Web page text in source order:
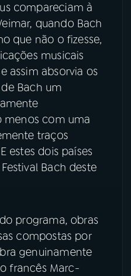
compareciam à
quando Bach
que não o fizesse,
musicais
assim absorvia os
Bach um
menos com uma
traços
estes dois países
Bach deste
programa, obras
compostas por
genuinamente
francês Marc-